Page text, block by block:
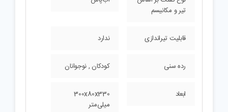
تیر و مکانیسم
قابلیت تیراندازی ندارد
رده سنی کودکان , نوجوانان
ابعاد
300x80x330
میلی‌متر